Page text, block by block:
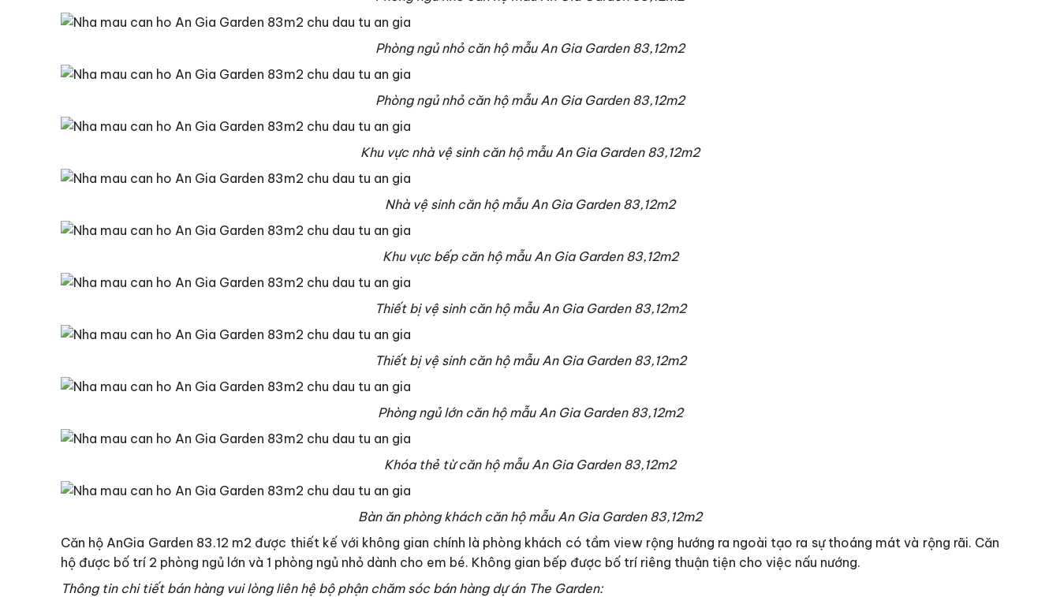
Phòng ngủ nhỏ căn hộ mẫu An Gia Garden 83,12m2
Phòng ngủ nhỏ căn hộ mẫu An Gia Garden 83,12m2
Khu vực nhà vệ sinh căn hộ mẫu An Gia Garden 83,12m2
Nhà vệ sinh căn hộ mẫu An Gia Garden 83,12m2
Khu vực bếp căn hộ mẫu An Gia Garden 83,12m2
Thiết bị vệ sinh căn hộ mẫu An Gia Garden 83,12m2
Thiết bị vệ sinh căn hộ mẫu An Gia Garden 83,12m2
Phòng ngủ lớn căn hộ mẫu An Gia Garden 83,12m2
Khóa thẻ từ căn hộ mẫu An Gia Garden 83,12m2
Bàn ăn phòng khách căn hộ mẫu An Gia Garden 83,12m2
Căn hộ AnGia Garden 83.12 m2 được thiết kế với không gian chính là phòng khách có tầm view rộng hướng ra ngoài tạo ra sự thoáng mát và rộng rãi. Căn
hộ được bố trí 2 phòng ngủ lớn và 1 phòng ngủ nhỏ dành cho em bé. Không gian bếp được bố trí riêng thuận tiện cho việc nấu nướng.
Thông tin chi tiết bán hàng vui lòng liên hệ bộ phận chăm sóc bán hàng dự án The Garden: